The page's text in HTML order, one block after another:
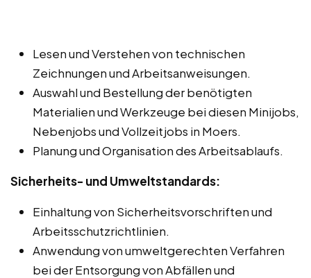
Lesen und Verstehen von technischen
Zeichnungen und Arbeitsanweisungen.
Auswahl und Bestellung der benötigten
Materialien und Werkzeuge bei diesen Minijobs,
Nebenjobs und Vollzeitjobs in Moers.
Planung und Organisation des Arbeitsablaufs.
Sicherheits- und Umweltstandards:
Einhaltung von Sicherheitsvorschriften und
Arbeitsschutzrichtlinien.
Anwendung von umweltgerechten Verfahren
bei der Entsorgung von Abfällen und